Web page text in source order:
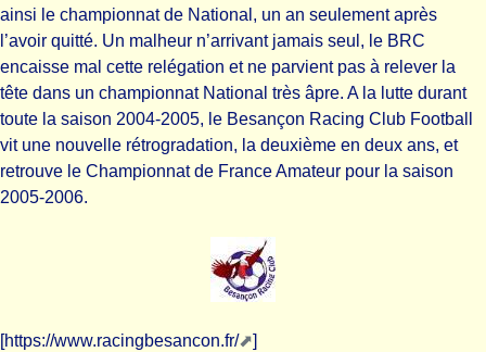
ainsi le championnat de National, un an seulement après
l’avoir quitté. Un malheur n’arrivant jamais seul, le BRC
encaisse mal cette relégation et ne parvient pas à relever la
tête dans un championnat National très âpre. A la lutte durant
toute la saison 2004-2005, le Besançon Racing Club Football
vit une nouvelle rétrogradation, la deuxième en deux ans, et
retrouve le Championnat de France Amateur pour la saison
2005-2006.
[https://www.racingbesancon.fr/ ]